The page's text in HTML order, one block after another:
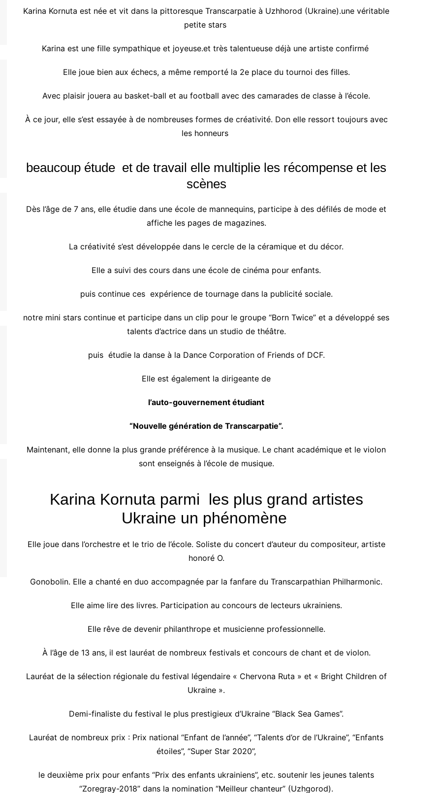
Karina Kornuta est née et vit dans la pittoresque Transcarpatie à Uzhhorod (Ukraine).une véritable
petite stars
Karina est une fille sympathique et joyeuse.et très talentueuse déjà une artiste confirmé
Elle joue bien aux échecs, a même remporté la 2e place du tournoi des filles.
Avec plaisir jouera au basket-ball et au football avec des camarades de classe à l’école.
À ce jour, elle s’est essayée à de nombreuses formes de créativité. Don elle ressort toujours avec
les honneurs
beaucoup étude et de travail elle multiplie les récompense et les
scènes
Dès l’âge de 7 ans, elle étudie dans une école de mannequins, participe à des défilés de mode et
affiche les pages de magazines.
La créativité s’est développée dans le cercle de la céramique et du décor.
Elle a suivi des cours dans une école de cinéma pour enfants.
puis continue ces expérience de tournage dans la publicité sociale.
notre mini stars continue et participe dans un clip pour le groupe “Born Twice” et a développé ses
talents d’actrice dans un studio de théâtre.
puis étudie la danse à la Dance Corporation of Friends of DCF.
Elle est également la dirigeante de
l’auto-gouvernement étudiant
“Nouvelle génération de Transcarpatie”.
Maintenant, elle donne la plus grande préférence à la musique. Le chant académique et le violon
sont enseignés à l’école de musique.
Karina Kornuta parmi les plus grand artistes
Ukraine un phénomène
Elle joue dans l’orchestre et le trio de l’école. Soliste du concert d’auteur du compositeur, artiste
honoré O.
Gonobolin. Elle a chanté en duo accompagnée par la fanfare du Transcarpathian Philharmonic.
Elle aime lire des livres. Participation au concours de lecteurs ukrainiens.
Elle rêve de devenir philanthrope et musicienne professionnelle.
À l’âge de 13 ans, il est lauréat de nombreux festivals et concours de chant et de violon.
Lauréat de la sélection régionale du festival légendaire « Chervona Ruta » et « Bright Children of
Ukraine ».
Demi-finaliste du festival le plus prestigieux d’Ukraine “Black Sea Games”.
Lauréat de nombreux prix : Prix national “Enfant de l’année”, “Talents d’or de l’Ukraine”, “Enfants
étoiles”, “Super Star 2020”,
le deuxième prix pour enfants “Prix des enfants ukrainiens”, etc. soutenir les jeunes talents
“Zoregray-2018” dans la nomination “Meilleur chanteur” (Uzhgorod).